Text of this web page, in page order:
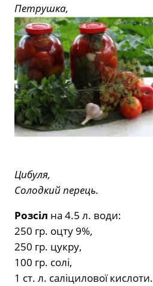
Петрушка,
Цибуля,
Солодкий перець.
Розсіл на 4.5 л. води:
250 гр. оцту 9%,
250 гр. цукру,
100 гр. солі,
1 ст. л. саліцилової кислоти.